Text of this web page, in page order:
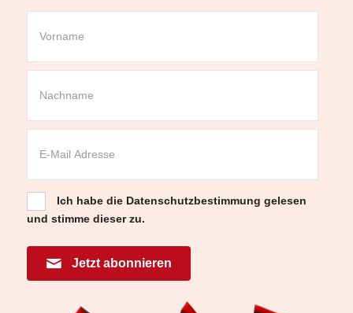
Ich habe die Datenschutzbestimmung gelesen
und stimme dieser zu.
Jetzt abonnieren